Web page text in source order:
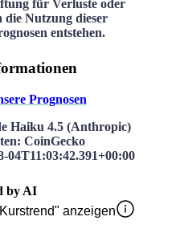
für Verluste oder
die Nutzung dieser
entstehen.
Prognosen
Haiku 4.5 (Anthropic)
: CoinGecko
04T11:03:42.391+00:00
by AI
anzeigen